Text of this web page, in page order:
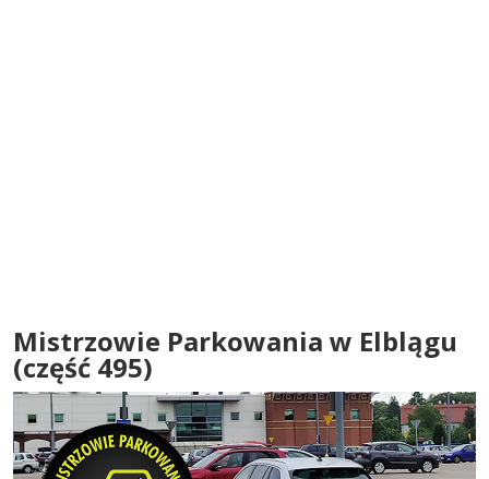
Mistrzowie Parkowania w Elblągu
(część 495)